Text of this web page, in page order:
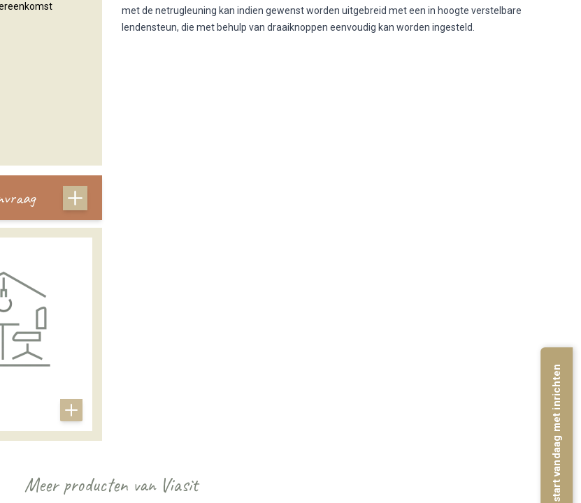
met de netrugleuning kan indien gewenst worden uitgebreid met een in hoogte verstelbare
lendensteun, die met behulp van draaiknoppen eenvoudig kan worden ingesteld.
Meer producten van Viasit start vandaag met inrichten